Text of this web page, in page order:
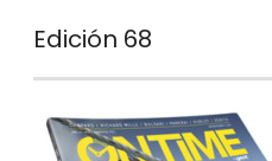
Edición 68